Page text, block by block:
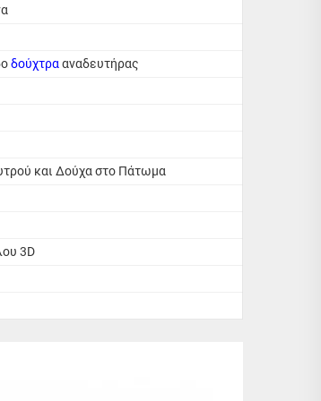
δούχτρααναδευτήρας
και Δούχα στο Πάτωμα
3D